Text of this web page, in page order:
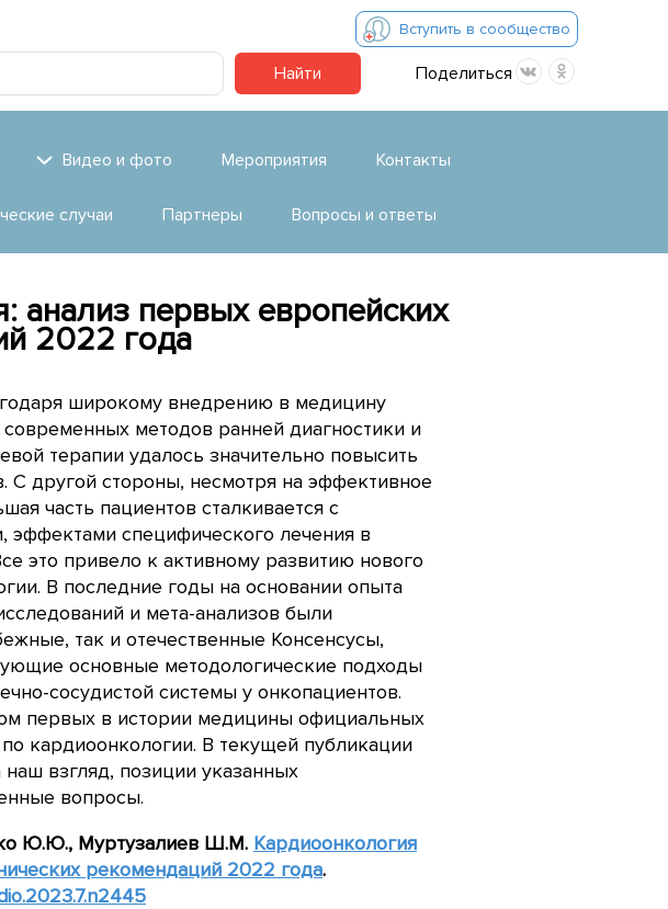
Вступить в сообщество
Найти Поделиться
Видео и фото Мероприятия Контакты
случаи Партнеры Вопросы и ответы
анализ первых европейских
2022 года
широкому внедрению в медицину
методов ранней диагностики и
терапии удалось значительно повысить
С другой стороны, несмотря на эффективное
часть пациентов сталкивается с
специфического лечения в
это привело к активному развитию нового
В последние годы на основании опыта
и мета-анализов были
так и отечественные Консенсусы,
основные методологические подходы
сосудистой системы у онкопациентов.
первых в истории медицины официальных
кардиоонкологии. В текущей публикации
взгляд, позиции указанных
вопросы.
Ю.Ю., Муртузалиев Ш.М. Кардиоонкология
рекомендаций 2022 года.